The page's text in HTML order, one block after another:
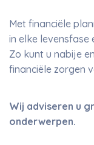
Met financiële
in elke levensfase
Zo kunt u nabije
financiële zorgen
Wij adviseren u
onderwerpen.